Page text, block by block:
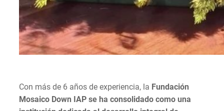
Con más de 6 años de experiencia, la Fundación
Mosaico Down IAP se ha consolidado como una